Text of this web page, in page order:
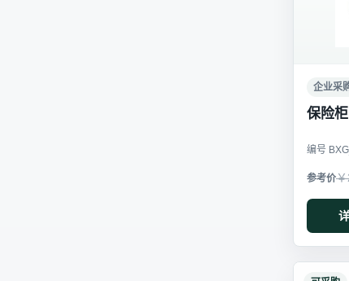
企业采
保险柜
编号